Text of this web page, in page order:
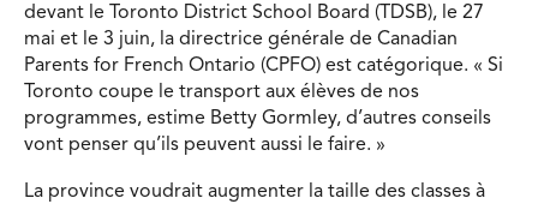
devant le Toronto District School Board (TDSB), le 27
mai et le 3 juin, la directrice générale de Canadian
Parents for French Ontario (CPFO) est catégorique. « Si
Toronto coupe le transport aux élèves de nos
programmes, estime Betty Gormley, d’autres conseils
vont penser qu’ils peuvent aussi le faire. »
La province voudrait augmenter la taille des classes à